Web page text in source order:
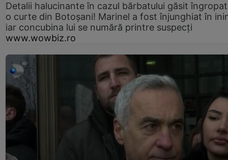
Detalii halucinante în cazul bărbatului găsit
o curte din Botoșani! Marinel a fost înjunghiat în
iar concubina lui se numără printre suspecți
www.wowbiz.ro